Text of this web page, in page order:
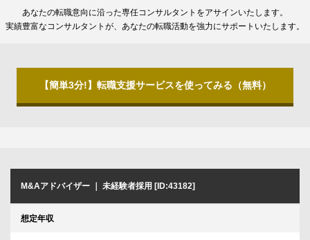
あなたの転職意向に沿った専任コンサルタントをアサインいたします。
実績豊富なコンサルタントが、あなたの転職活動を強力にサポートいたします。
【簡単3分!】転職支援サービスを使ってみる（無料）
M&Aアドバイザー ｜ 未経験者採用 [ID:43182]
想定年収